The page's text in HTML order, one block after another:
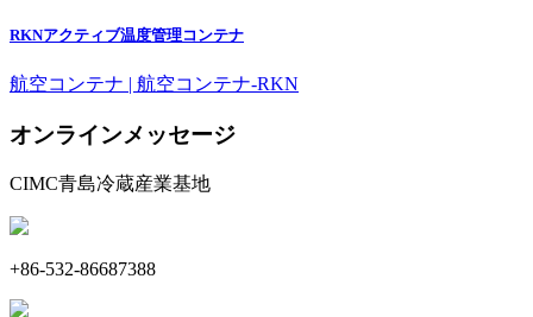
RKNアクティブ温度管理コンテナ
航空コンテナ | 航空コンテナ-RKN
オンラインメッセージ
CIMC青島冷蔵産業基地
+86-532-86687388